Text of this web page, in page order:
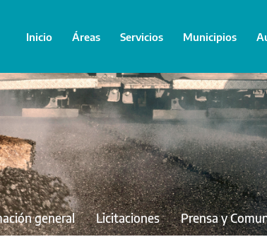
Inicio Áreas Servicios Municipios
general Licitaciones Prensa y